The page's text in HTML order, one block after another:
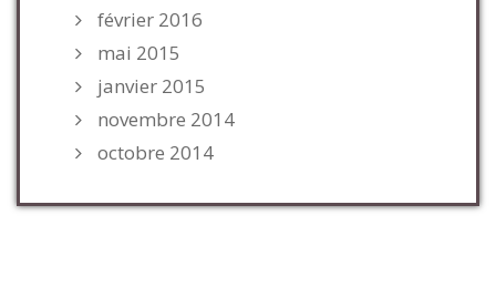
février 2016
mai 2015
janvier 2015
novembre 2014
octobre 2014